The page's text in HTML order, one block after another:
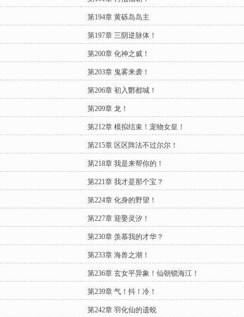
第194章 黄砾岛岛主
第197章 三阴逆脉体！
第200章 化神之威！
第203章 鬼雾来袭！
第206章 初入酆都城！
第209章 龙！
第212章 模拟结束！宠物女皇！
第215章 区区阵法不过尔尔！
第218章 我是来帮你的！
第221章 我才是那个宝？
第224章 化身的野望！
第227章 迎娶灵汐！
第230章 羡慕我的才华？
第233章 海兽之潮！
第236章 玄女平异象！仙朝锁海江！
第239章 气！抖！冷！
第242章 羽化仙的遗蜕